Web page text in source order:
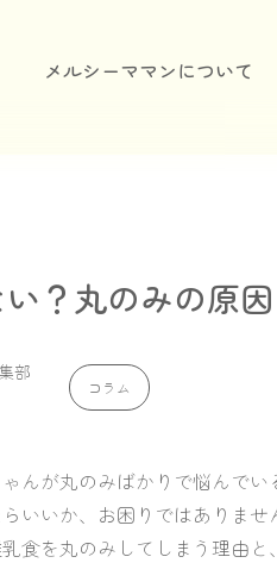
メルシーママンについて
？丸のみの原
部
コラム
んが丸のみばかりで悩んでい
いいか、お困りではありませ
食を丸のみしてしまう理由と